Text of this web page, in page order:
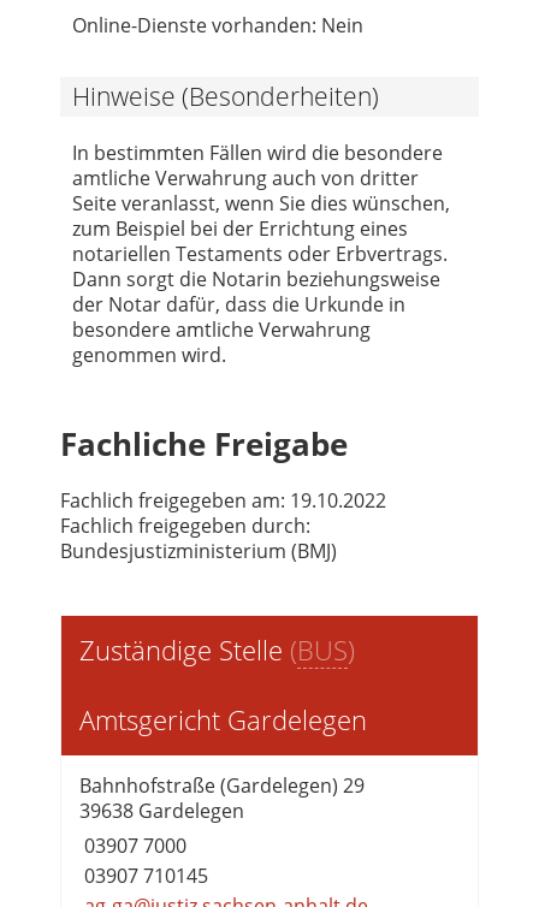
Online-Dienste vorhanden: Nein
Hinweise (Besonderheiten)
In bestimmten Fällen wird die besondere
amtliche Verwahrung auch von dritter
Seite veranlasst, wenn Sie dies wünschen,
zum Beispiel bei der Errichtung eines
notariellen Testaments oder Erbvertrags.
Dann sorgt die Notarin beziehungsweise
der Notar dafür, dass die Urkunde in
besondere amtliche Verwahrung
genommen wird.
Fachliche Freigabe
Fachlich freigegeben am: 19.10.2022
Fachlich freigegeben durch:
Bundesjustizministerium (BMJ)
Zuständige Stelle (BUS)
Amtsgericht Gardelegen
Bahnhofstraße (Gardelegen) 29
39638 Gardelegen
03907 7000
03907 710145